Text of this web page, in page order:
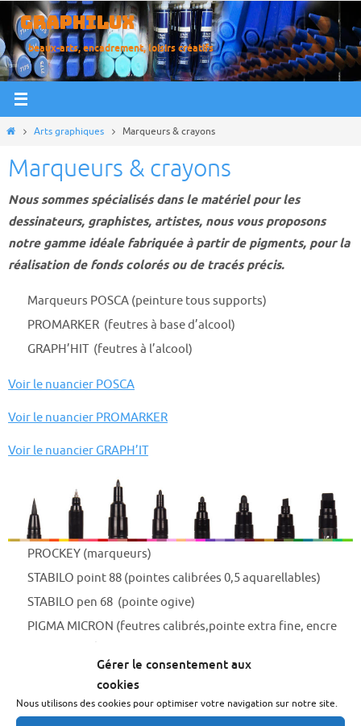
Gérer le consentement aux
cookies
Nous utilisons des cookies pour optimiser votre navigation sur notre site.
Passer
vers
le
contenu
GRAPHILUX
beaux-arts, encadrement, loisirs créatifs
HomeArts graphiques Marqueurs & crayons
Marqueurs & crayons
Nous sommes spécialisés dans le matériel pour les
dessinateurs, graphistes, artistes, nous vous proposons
notre gamme idéale fabriquée à partir de pigments, pour la
réalisation de fonds colorés ou de tracés précis.
Marqueurs POSCA (peinture tous supports)
PROMARKER (feutres à base d’alcool)
GRAPH’HIT (feutres à l’alcool)
Voir le nuancier POSCA
Voir le nuancier PROMARKER
Voir le nuancier GRAPH’IT
PROCKEY (marqueurs)
STABILO point 88 (pointes calibrées 0,5 aquarellables)
STABILO pen 68 (pointe ogive)
PIGMA MICRON (feutres calibrés,pointe extra fine, encre
permanente)
UNI PIN (feutres calibrés,pointe extra fine, encre
permanente)
Crayons & marqueurs Faber-Castell (voir labrochureet le